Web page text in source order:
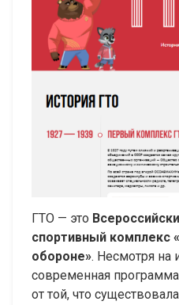
ГТО — это
спортивный комплекс
обороне». Несмотря на
современная программа
от той, что